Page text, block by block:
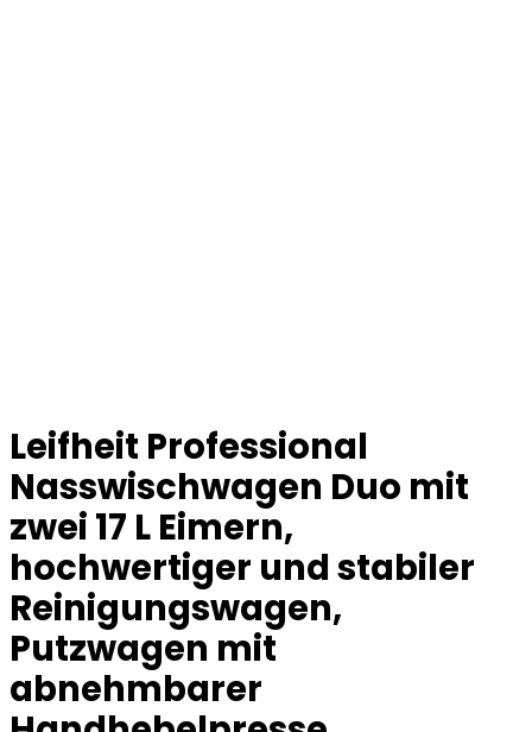
Leifheit Professional
Nasswischwagen Duo mit
zwei 17 L Eimern,
hochwertiger und stabiler
Reinigungswagen,
Putzwagen mit
abnehmbarer